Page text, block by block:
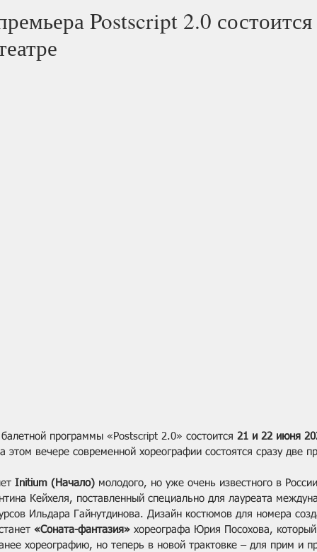
Postscript 2.0
программы «Postscript 2.0» состоится 21 и 22 июня
этом вечере современной хореографии состоятся сразу две
Initium (Начало) молодого, но уже очень известного в
Кейхеля, поставленный специально для лауреата
Ильдара Гайнутдинова. Дизайн костюмов для номера
«Соната-фантазия» хореографа Юрия Посохова,
хореографию, но теперь в новой трактовке – для прим и